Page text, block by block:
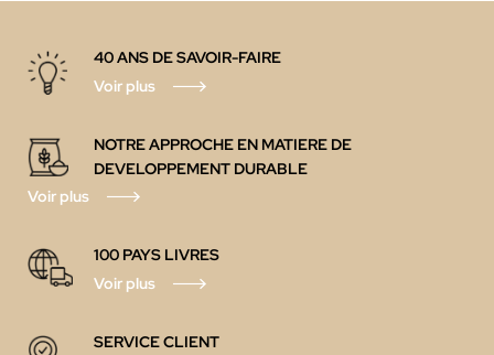
40 ANS DE SAVOIR-FAIRE
Voir plus
NOTRE APPROCHE EN MATIERE DE
DEVELOPPEMENT DURABLE
Voir plus
100 PAYS LIVRES
Voir plus
SERVICE CLIENT